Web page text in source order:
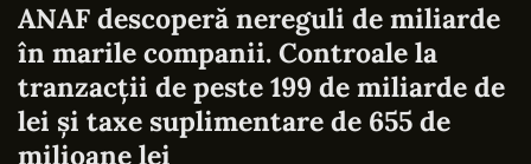
ANAF descoperă nereguli de miliarde
în marile companii. Controale la
tranzacții de peste 199 de miliarde de
lei și taxe suplimentare de 655 de
milioane lei